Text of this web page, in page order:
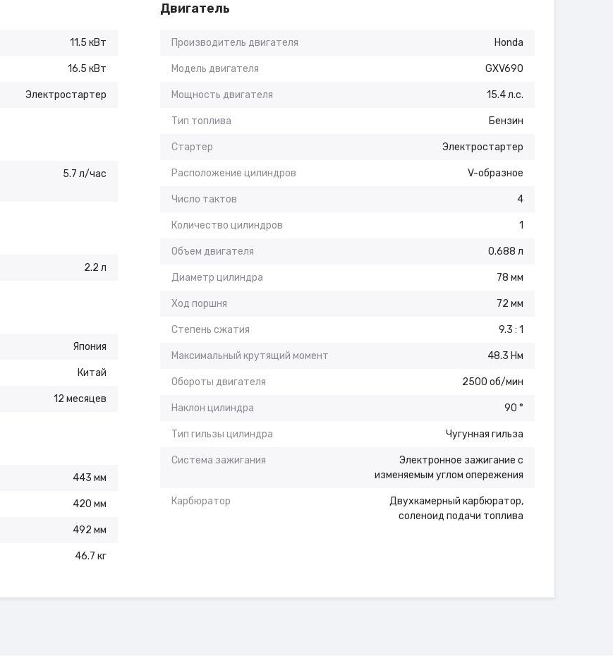
11.5 кВт
16.5 кВт
Электростартер
Двигатель
Производитель двигателя Honda
Модель двигателя GXV690
Мощность двигателя 15.4 л.с.
Тип топлива Бензин
Стартер Электростартер
Расположение цилиндров V-образное
Число тактов 4
Количество цилиндров 1
Объем двигателя 0.688 л
Диаметр цилиндра 78 мм
Ход поршня 72 мм
Степень сжатия 9.3 : 1
Максимальный крутящий момент 48.3 Нм
Обороты двигателя 2500 об/мин
Наклон цилиндра 90 °
Тип гильзы цилиндра Чугунная гильза
Система зажигания
Электронное зажигание с
изменяемым углом опережения
Карбюратор
Двухкамерный карбюратор,
соленоид подачи топлива
5.7 л/час
2.2 л
Япония
Китай
12 месяцев
443 мм
420 мм
492 мм
46.7 кг